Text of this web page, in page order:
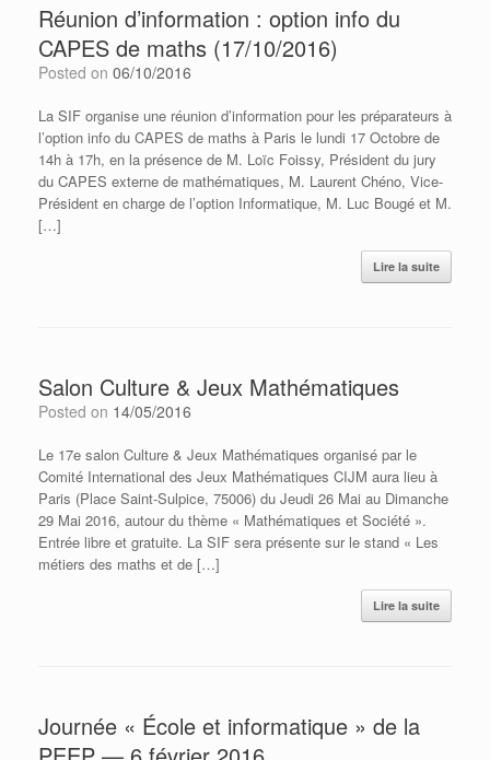
Réunion d’information : option info du
CAPES de maths (17/10/2016)
Posted on 06/10/2016
La SIF organise une réunion d’information pour les préparateurs à
l’option info du CAPES de maths à Paris le lundi 17 Octobre de
14h à 17h, en la présence de M. Loïc Foissy, Président du jury
du CAPES externe de mathématiques, M. Laurent Chéno, Vice-
Président en charge de l’option Informatique, M. Luc Bougé et M.
[…]
Lire la suite
Salon Culture & Jeux Mathématiques
Posted on 14/05/2016
Le 17e salon Culture & Jeux Mathématiques organisé par le
Comité International des Jeux Mathématiques CIJM aura lieu à
Paris (Place Saint-Sulpice, 75006) du Jeudi 26 Mai au Dimanche
29 Mai 2016, autour du thème « Mathématiques et Société ».
Entrée libre et gratuite. La SIF sera présente sur le stand « Les
métiers des maths et de […]
Lire la suite
Journée « École et informatique » de la